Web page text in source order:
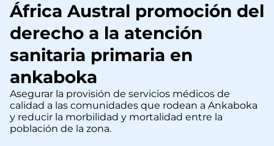
África Austral promoción del
derecho a la atención
sanitaria primaria en
ankaboka
Asegurar la provisión de servicios médicos de
calidad a las comunidades que rodean a Ankaboka
y reducir la morbilidad y mortalidad entre la
población de la zona.